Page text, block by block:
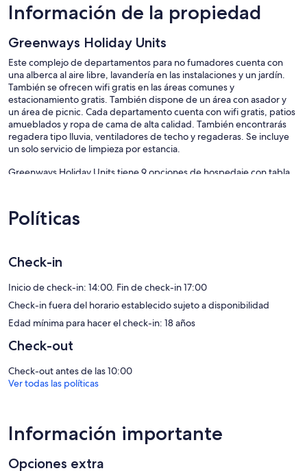
Información de la propiedad
Greenways Holiday Units
Este complejo de departamentos para no fumadores cuenta con
una alberca al aire libre, lavandería en las instalaciones y un jardín.
También se ofrecen wifi gratis en las áreas comunes y
estacionamiento gratis. También dispone de un área con asador y
un área de picnic. Cada departamento cuenta con wifi gratis, patios
amueblados y ropa de cama de alta calidad. También encontrarás
regadera tipo lluvia, ventiladores de techo y regaderas. Se incluye
un solo servicio de limpieza por estancia.
Greenways Holiday Units tiene 9 opciones de hospedaje con tabla
mobiliario diferente. Las camas están equipadas con ropa de cama
de alta calidad. Este departamento en Tocumwal ofrece acceso a
limpieza una vez por estancia.
Las alternativas de recreación en este departamento incluyen
alberca al aire libre.
Políticas
Check-in
Inicio de check-in: 14:00. Fin de check-in 17:00
Check-in fuera del horario establecido sujeto a disponibilidad
Edad mínima para hacer el check-in: 18 años
Check-out
Check-out antes de las 10:00
Ver todas las políticas
Información importante
Opciones extra